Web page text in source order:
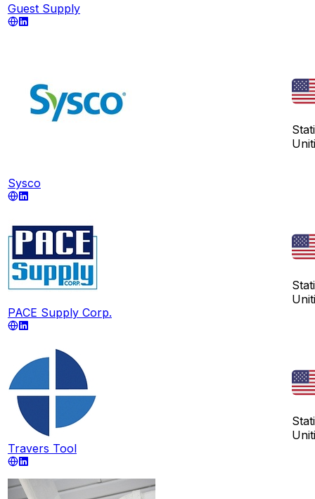
Guest Supply
Sysco
Stati
Uniti
PACE Supply Corp.
Stati
Uniti
Travers Tool
Stati
Uniti